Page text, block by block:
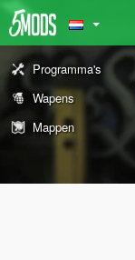
Programma's
Wapens
Mappen